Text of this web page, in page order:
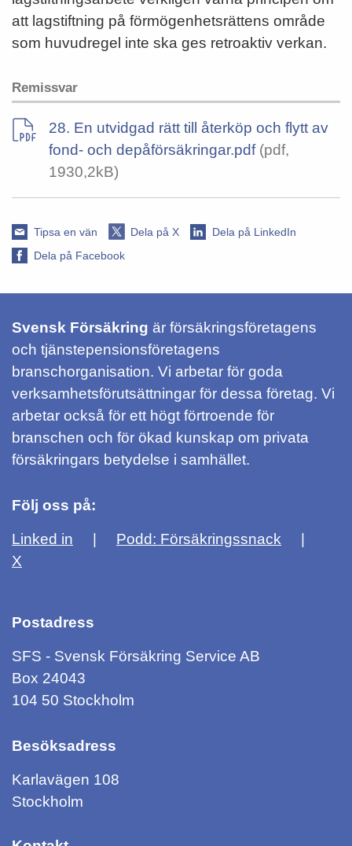
att lagstiftning på förmögenhetsrättens område
som huvudregel inte ska ges retroaktiv verkan.
Remissvar
28. En utvidgad rätt till återköp och flytt av
fond- och depåförsäkringar.pdf(pdf,
1930,2kB)
Tipsa en vän Dela på X
Dela på LinkedIn
Dela på Facebook
Svensk Försäkring är försäkringsföretagens
och tjänstepensionsföretagens
branschorganisation. Vi arbetar för goda
verksamhetsförutsättningar för dessa företag. Vi
arbetar också för ett högt förtroende för
branschen och för ökad kunskap om privata
försäkringars betydelse i samhället.
Följ oss på:
Linked in
Podd: Försäkringssnack
X
Postadress
SFS - Svensk Försäkring Service AB
Box 24043
104 50 Stockholm
Besöksadress
Karlavägen 108
Stockholm